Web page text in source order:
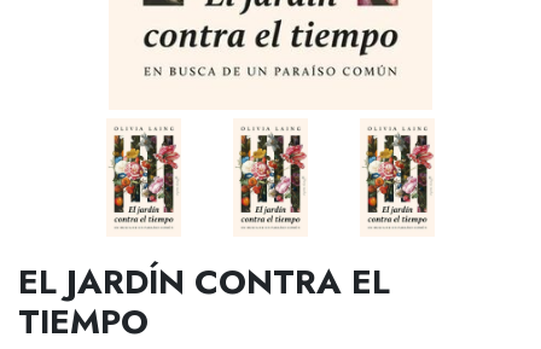
EL JARDÍN CONTRA EL
TIEMPO